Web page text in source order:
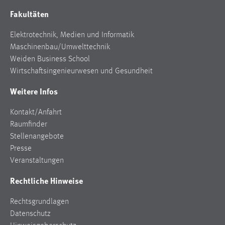
Fakultäten
Elektrotechnik, Medien und Informatik
Maschinenbau/Umwelttechnik
Weiden Business School
Wirtschaftsingenieurwesen und Gesundheit
Weitere Infos
Kontakt/Anfahrt
Raumfinder
Stellenangebote
Presse
Veranstaltungen
Rechtliche Hinweise
Rechtsgrundlagen
Datenschutz
Cookie Laufzeit:
MARKETING
verwendet, um personalisierte Werbung anzuzeigen.
Sie tun dies, indem sie Besucher über Websites
hinweg verfolgen.
Name:
Google Ireland Limited